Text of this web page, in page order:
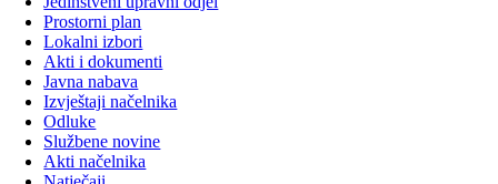
Prostorni plan
Lokalni izbori
Akti i dokumenti
Javna nabava
Izvještaji načelnika
Odluke
Službene novine
Akti načelnika